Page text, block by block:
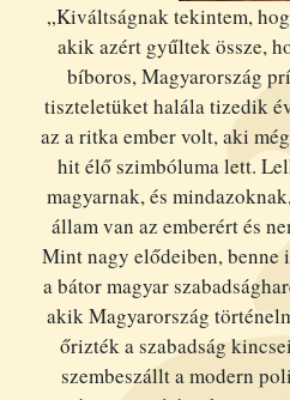
„Kiváltságnak tekintem,
akik azért gyűltek össze,
bíboros, Magyarország
tiszteletüket halála tizedik
az a ritka ember volt, aki
hit élő szimbóluma lett.
magyarnak, és
állam van az emberért és
Mint nagy elődeiben, benne
a bátor magyar
akik Magyarország
őrizték a szabadság
szembeszállt a modern